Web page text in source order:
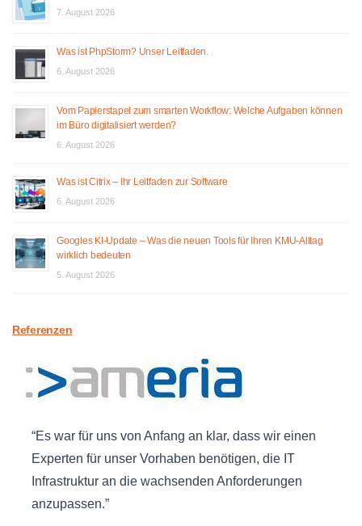
7. August 2026
Was ist PhpStorm? Unser Leitfaden.
6. August 2026
Vom Papierstapel zum smarten Workflow: Welche Aufgaben können
im Büro digitalisiert werden?
6. August 2026
Was ist Citrix – Ihr Leitfaden zur Software
6. August 2026
Googles KI-Update – Was die neuen Tools für Ihren KMU-Alltag
wirklich bedeuten
5. August 2026
Referenzen
Es war für uns von Anfang an klar, dass wir einen
Experten für unser Vorhaben benötigen, die IT
Infrastruktur an die wachsenden Anforderungen
anzupassen.